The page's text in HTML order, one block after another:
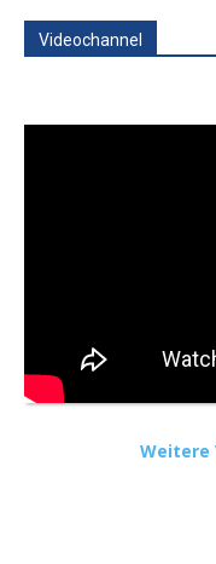
Videochannel
Weitere